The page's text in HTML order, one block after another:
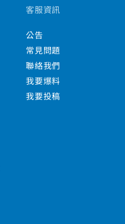
客服資訊
公告
常見問題
聯絡我們
我要爆料
我要投稿